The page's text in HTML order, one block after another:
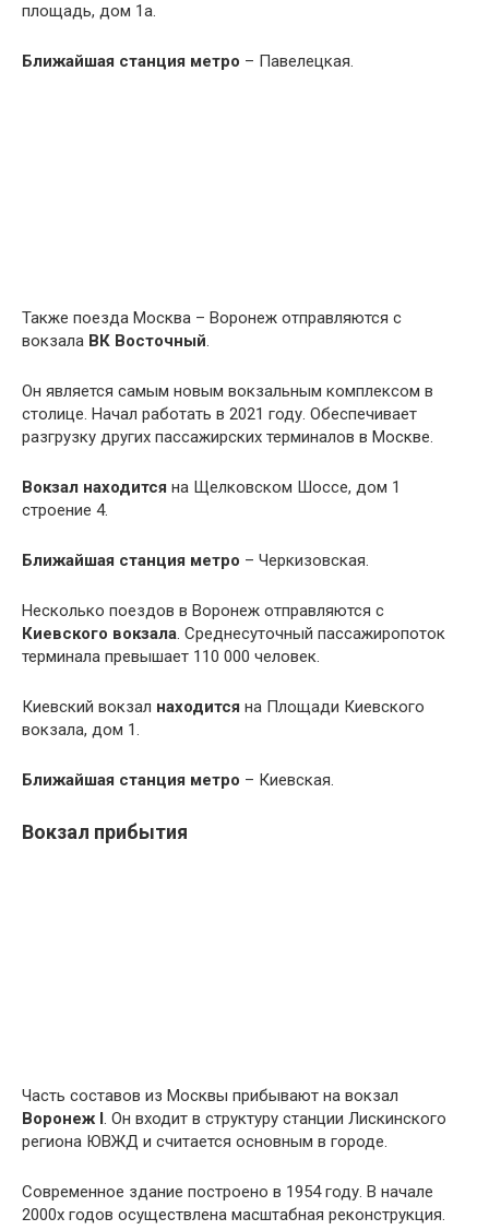
площадь, дом 1а.
Ближайшая станция метро – Павелецкая.
Также поезда Москва – Воронеж отправляются с
вокзала ВК Восточный.
Он является самым новым вокзальным комплексом в
столице. Начал работать в 2021 году. Обеспечивает
разгрузку других пассажирских терминалов в Москве.
Вокзал находится на Щелковском Шоссе, дом 1
строение 4.
Ближайшая станция метро – Черкизовская.
Несколько поездов в Воронеж отправляются с
Киевского вокзала. Среднесуточный пассажиропоток
терминала превышает 110 000 человек.
Киевский вокзал находится на Площади Киевского
вокзала, дом 1.
Ближайшая станция метро – Киевская.
Вокзал прибытия
Часть составов из Москвы прибывают на вокзал
Воронеж I. Он входит в структуру станции Лискинского
региона ЮВЖД и считается основным в городе.
Современное здание построено в 1954 году. В начале
2000х годов осуществлена масштабная реконструкция.